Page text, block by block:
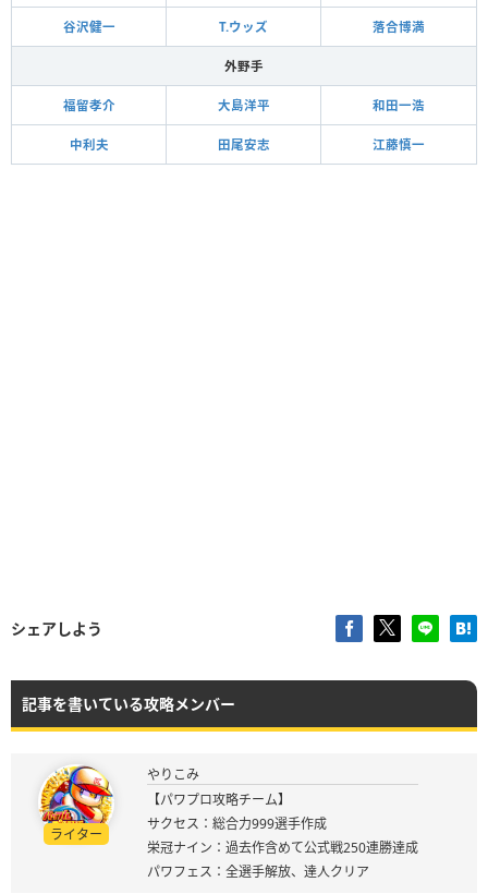
谷沢健一 T.ウッズ 落合博満
外野手
福留孝介 大島洋平 和田一浩
中利夫 田尾安志 江藤慎一
シェアしよう
記事を書いている攻略メンバー
ライター
やりこみ
【パワプロ攻略チーム】
サクセス：総合力999選手作成
栄冠ナイン：過去作含めて公式戦250連勝達成
パワフェス：全選手解放、達人クリア